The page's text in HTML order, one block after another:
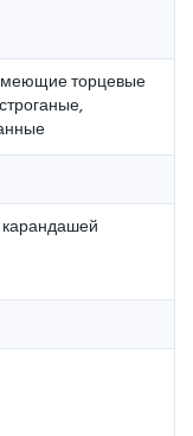
торцевые